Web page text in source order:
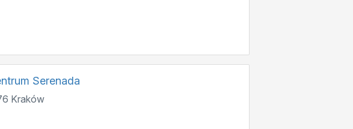
Serenada
Kraków